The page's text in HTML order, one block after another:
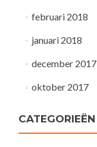
februari 2018
januari 2018
december 2017
oktober 2017
CATEGORIEËN